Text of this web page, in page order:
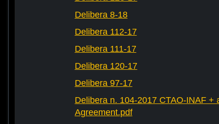
Delibera 8-18
Delibera 112-17
Delibera 111-17
Delibera 120-17
Delibera 97-17
Delibera n. 104-2017 CTAO-INAF +
Agreement.pdf